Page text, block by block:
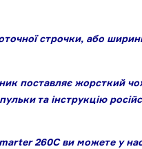
строчки, або
поставляє жорсткий
та інструкцію
260C ви можете у